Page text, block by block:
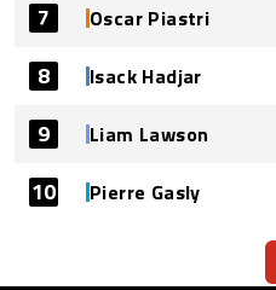
7 Oscar Piastri
8 Isack Hadjar
9 Liam Lawson
10 Pierre Gasly